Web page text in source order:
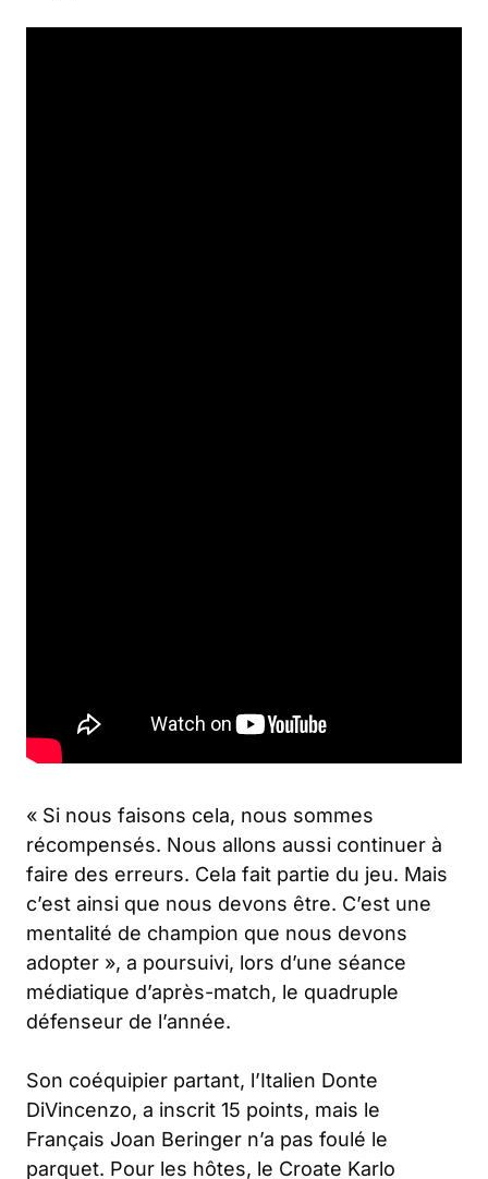
« Si nous faisons cela, nous sommes
récompensés. Nous allons aussi continuer à
faire des erreurs. Cela fait partie du jeu. Mais
c’est ainsi que nous devons être. C’est une
mentalité de champion que nous devons
adopter », a poursuivi, lors d’une séance
médiatique d’après-match, le quadruple
défenseur de l’année.
Son coéquipier partant, l’Italien Donte
DiVincenzo, a inscrit 15 points, mais le
Français Joan Beringer n’a pas foulé le
parquet. Pour les hôtes, le Croate Karlo